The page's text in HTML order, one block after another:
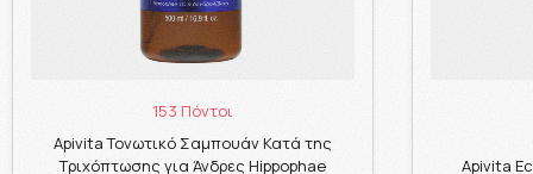
153 Πόντοι
Apivita Τονωτικό Σαμπουάν Κατά της
Τριχόπτωσης για Άνδρες Hippophae
Apivita